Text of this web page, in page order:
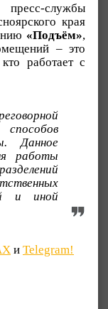
службы
края
«Подъём»,
– это
работает с
Данное
работы
и иной
и Telegram!